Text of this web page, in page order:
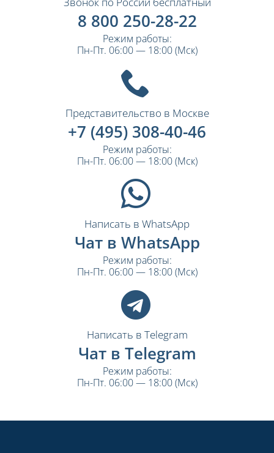
8 800 250-28-22
Режим работы:
Пн-Пт. 06:00 — 18:00 (Мск)
Представительство в Москве
+7 (495) 308-40-46
Режим работы:
Пн-Пт. 06:00 — 18:00 (Мск)
Написать в WhatsApp
Чат в WhatsApp
Режим работы:
Пн-Пт. 06:00 — 18:00 (Мск)
Написать в Telegram
Чат в Telegram
Режим работы:
Пн-Пт. 06:00 — 18:00 (Мск)